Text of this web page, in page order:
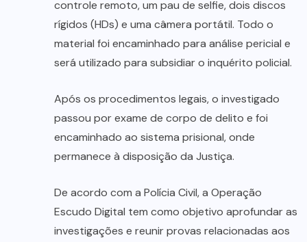
controle remoto, um pau de selfie, dois discos
rígidos (HDs) e uma câmera portátil. Todo o
material foi encaminhado para análise pericial e
será utilizado para subsidiar o inquérito policial.
Após os procedimentos legais, o investigado
passou por exame de corpo de delito e foi
encaminhado ao sistema prisional, onde
permanece à disposição da Justiça.
De acordo com a Polícia Civil, a Operação
Escudo Digital tem como objetivo aprofundar as
investigações e reunir provas relacionadas aos